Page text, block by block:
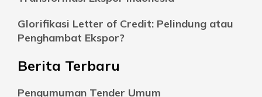
Glorifikasi Letter of Credit: Pelindung atau
Penghambat Ekspor?
Berita Terbaru
Pengumuman Tender Umum